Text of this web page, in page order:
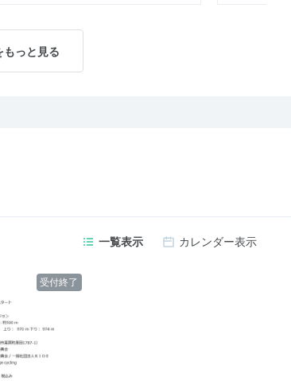
もっと見る
一覧表示 カレンダー表示
受付終了